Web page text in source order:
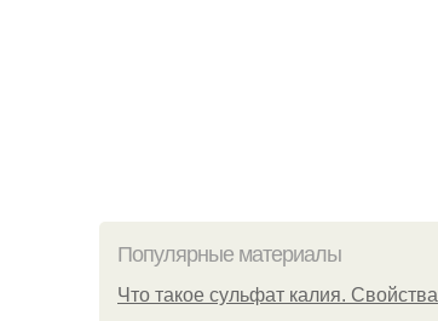
Популярные материалы
Что такое сульфат калия. Свойства